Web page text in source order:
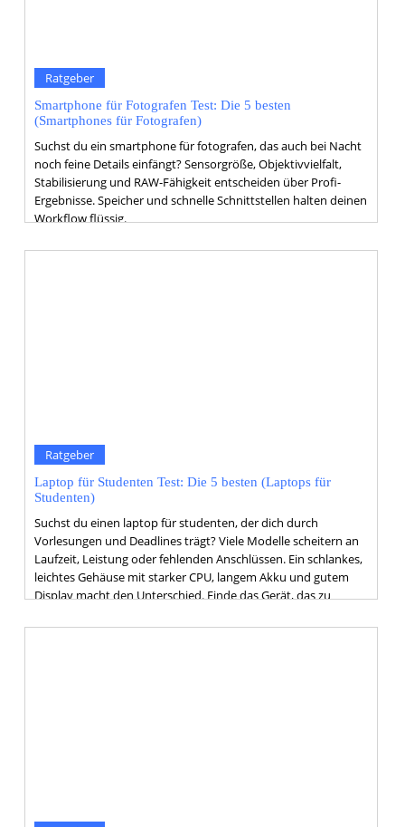
Ratgeber
Smartphone für Fotografen Test: Die 5 besten
(Smartphones für Fotografen)
Suchst du ein smartphone für fotografen, das auch bei Nacht
noch feine Details einfängt? Sensorgröße, Objektivvielfalt,
Stabilisierung und RAW-Fähigkeit entscheiden über Profi-
Ergebnisse. Speicher und schnelle Schnittstellen halten deinen
Workflow flüssig.
Ratgeber
Laptop für Studenten Test: Die 5 besten (Laptops für
Studenten)
Suchst du einen laptop für studenten, der dich durch
Vorlesungen und Deadlines trägt? Viele Modelle scheitern an
Laufzeit, Leistung oder fehlenden Anschlüssen. Ein schlankes,
leichtes Gehäuse mit starker CPU, langem Akku und gutem
Display macht den Unterschied. Finde das Gerät, das zu